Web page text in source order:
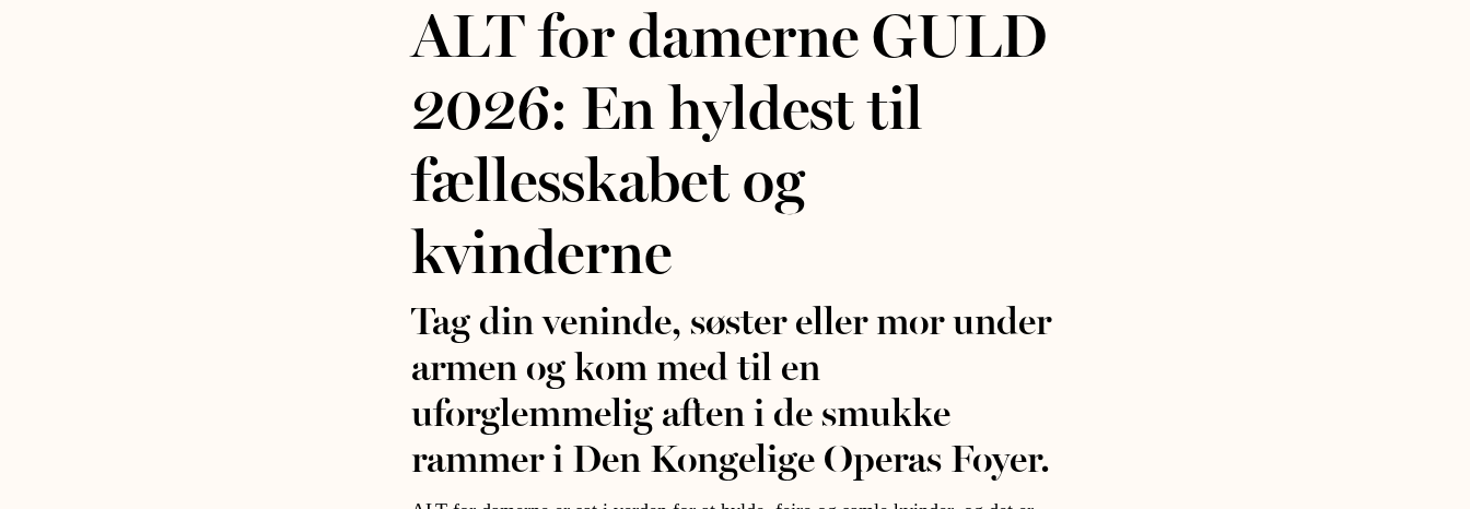
ALT for damerne GULD
2026: En hyldest til
fællesskabet og
kvinderne
Tag din veninde, søster eller mor under
armen og kom med til en
uforglemmelig aften i de smukke
rammer i Den Kongelige Operas Foyer.